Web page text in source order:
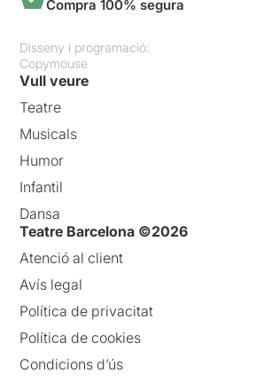
Compra 100% segura
Disseny i programació:
Copymouse
Vull veure
Teatre
Musicals
Humor
Infantil
Dansa
Teatre Barcelona ©2026
Atenció al client
Avís legal
Política de privacitat
Política de cookies
Condicions d’ús